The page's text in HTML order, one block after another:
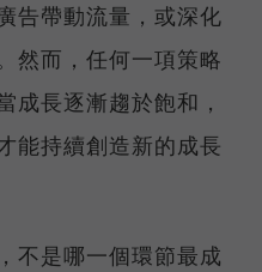
告帶動流量，或深化
然而，任何一項策略
成長逐漸趨於飽和，
能持續創造新的成長
不是哪一個環節最成